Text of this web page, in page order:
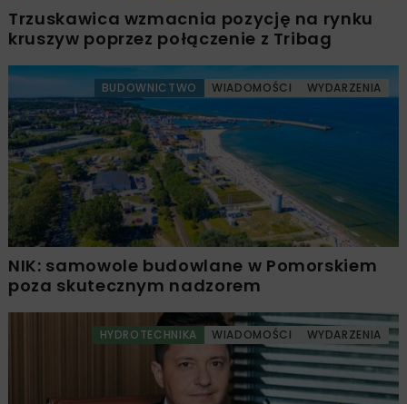
Trzuskawica wzmacnia pozycję na rynku
kruszyw poprzez połączenie z Tribag
BUDOWNICTWO WIADOMOŚCI WYDARZENIA
NIK: samowole budowlane w Pomorskiem
poza skutecznym nadzorem
HYDROTECHNIKA WIADOMOŚCI WYDARZENIA